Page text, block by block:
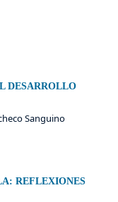
DESARROLLO
Sanguino
REFLEXIONES